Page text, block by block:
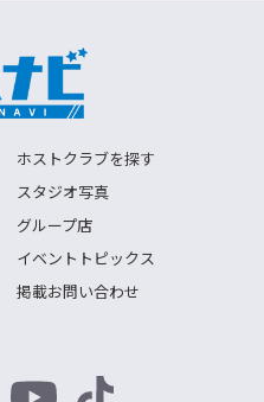
ホストクラブを探す
スタジオ写真
グループ店
イベントトピックス
掲載お問い合わせ